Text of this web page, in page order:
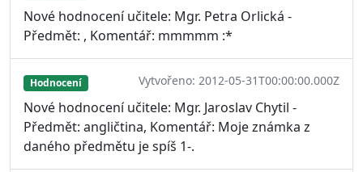
Nové hodnocení učitele: Mgr. Petra Orlická -
Předmět: , Komentář: mmmmm :*
Hodnocení Vytvořeno: 2012-05-31T00:00:00.000Z
Nové hodnocení učitele: Mgr. Jaroslav Chytil -
Předmět: angličtina, Komentář: Moje známka z
daného předmětu je spíš 1-.